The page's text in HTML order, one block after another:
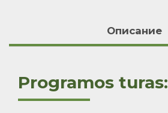
Oписание
Programos turas: